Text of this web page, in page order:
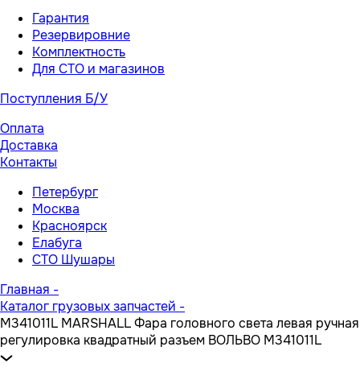
Гарантия
Резервировние
Комплектность
Для СТО и магазинов
Поступления Б/У
Оплата
Доставка
Контакты
Петербург
Москва
Красноярск
Елабуга
СТО Шушары
Главная -
Каталог грузовых запчастей -
M341011L MARSHALL Фара головного света левая ручная
регулировка квадратный разъем ВОЛЬВО M341011L